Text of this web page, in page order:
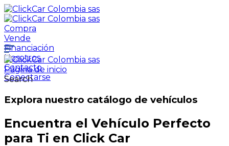
Compra
Vende
Financiación
Nosotros
Contacto
Conectarse
Página de inicio
Search
Explora nuestro catálogo de vehículos
Encuentra el Vehículo Perfecto
para Ti en Click Car